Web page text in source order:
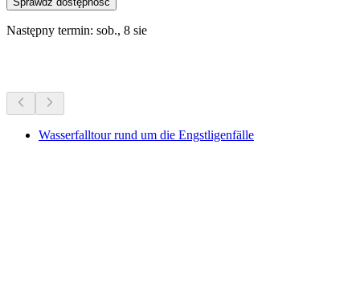
Następny termin: sob., 8 sie
Wasserfalltour rund um die Engstligenfälle